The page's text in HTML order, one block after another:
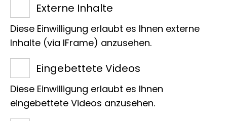
Wir freuen uns, dass Werner
Franke die Patenschaft für den
EdelfalterCharaxes fulvescens
übernommen hat.
Externe Inhalte
Diese Einwilligung erlaubt es Ihnen externe
Inhalte (via IFrame) anzusehen.
Eingebettete Videos
Diese Einwilligung erlaubt es Ihnen
eingebettete Videos anzusehen.